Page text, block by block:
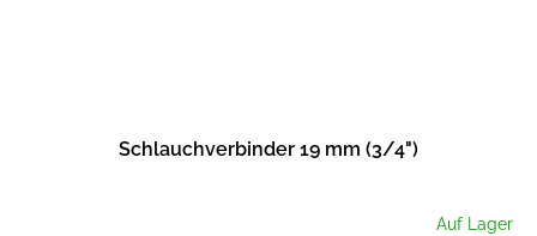
Schlauchverbinder 19 mm (3/4")
Auf Lager